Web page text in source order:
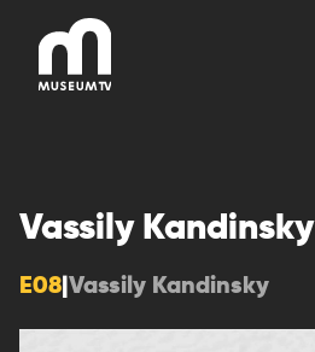
contenu
Vassily Kandinsky
E08 Vassily Kandinsky